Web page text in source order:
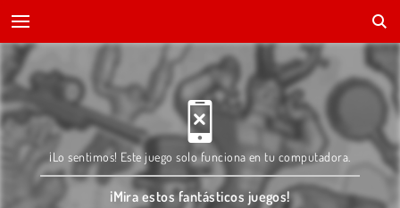
¡Lo sentimos! Este juego solo funciona en tu computadora.
¡Mira estos fantásticos juegos!